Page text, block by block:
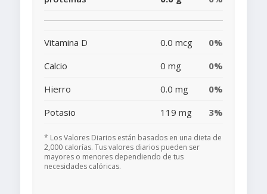
Vitamina D 0.0 mcg
0%
Calcio
0 mg
0%
Hierro
0.0 mg
0%
Potasio
119 mg 3%
* Los Valores Diarios están basados en una dieta de
2,000 calorías. Tus valores diarios pueden ser
mayores o menores dependiendo de tus
necesidades calóricas.